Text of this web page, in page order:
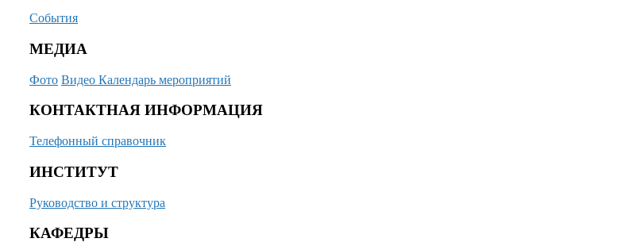
События
МЕДИА
Фото Видео Календарь мероприятий
КОНТАКТНАЯ ИНФОРМАЦИЯ
Телефонный справочник
ИНСТИТУТ
Руководство и структура
КАФЕДРЫ